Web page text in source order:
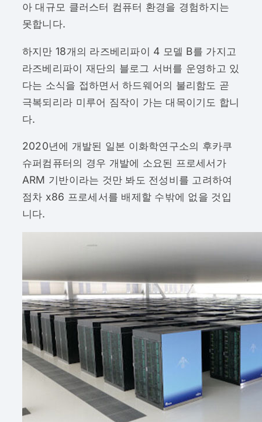
아 대규모 클러스터 컴퓨터 환경을 경험하지는
못합니다.
하지만 18개의 라즈베리파이 4 모델 B를 가지고
라즈베리파이 재단의 블로그 서버를 운영하고 있
다는 소식을 접하면서 하드웨어의 불리함도 곧
극복되리라 미루어 짐작이 가는 대목이기도 합니
다.
2020년에 개발된 일본 이화학연구소의 후카쿠
슈퍼컴퓨터의 경우 개발에 소요된 프로세서가
ARM 기반이라는 것만 봐도 전성비를 고려하여
점차 x86 프로세서를 배제할 수밖에 없을 것입
니다.